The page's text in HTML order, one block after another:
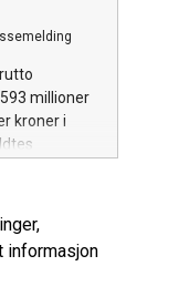
millioner
kroner i
til
informasjon